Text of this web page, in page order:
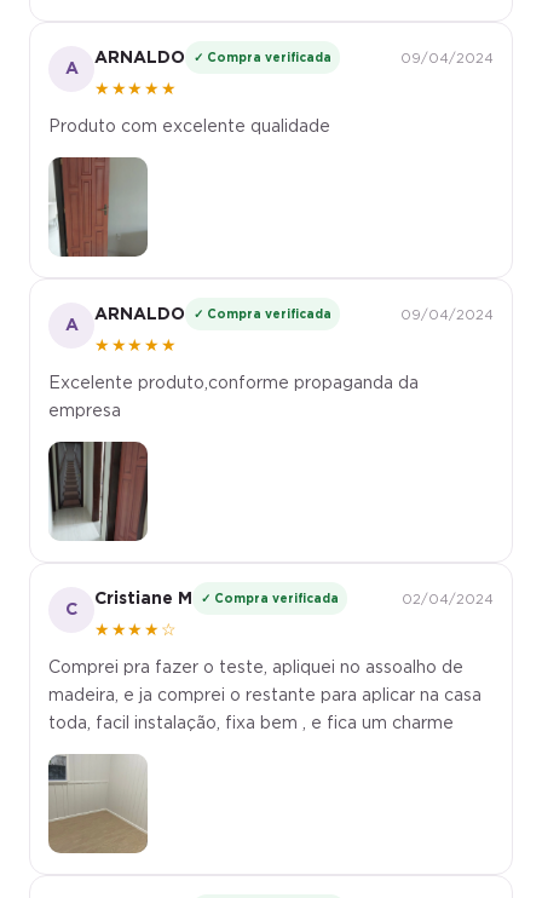
A
ARNALDO ✓ Compra verificada
★★★★★
09/04/2024
Produto com excelente qualidade
A
ARNALDO ✓ Compra verificada
★★★★★
09/04/2024
Excelente produto,conforme propaganda da
empresa
C
Cristiane M ✓ Compra verificada
★★★★☆
02/04/2024
Comprei pra fazer o teste, apliquei no assoalho de
madeira, e ja comprei o restante para aplicar na casa
toda, facil instalação, fixa bem , e fica um charme